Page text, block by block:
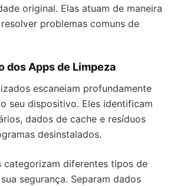
original. Elas atuam de maneira
problemas comuns de
dos Apps de Limpeza
escaneiam profundamente
seu dispositivo. Eles identificam
dados de cache e resíduos
desinstalados.
categorizam diferentes tipos de
segurança. Separam dados